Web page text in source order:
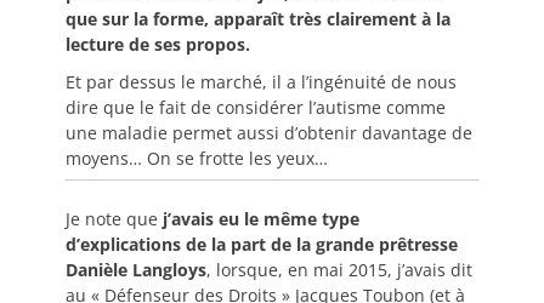
que sur la forme, apparaît très clairement à la
lecture de ses propos.
Et par dessus le marché, il a l’ingénuité de nous
dire que le fait de considérer l’autisme comme
une maladie permet aussi d’obtenir davantage de
moyens… On se frotte les yeux…
Je note que j’avais eu le même type
d’explications de la part de la grande prêtresse
Danièle Langloys, lorsque, en mai 2015, j’avais dit
au « Défenseur des Droits » Jacques Toubon (et à